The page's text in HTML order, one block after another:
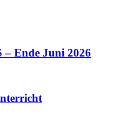
– Ende Juni 2026